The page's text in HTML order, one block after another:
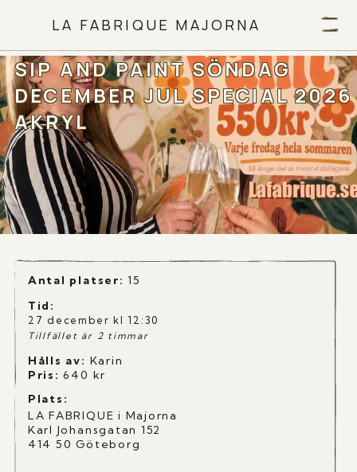
LA FABRIQUE MAJORNA
SIP AND PAINT SÖNDAG
DECEMBER JUL SPECIAL 2026
AKRYL
Antal platser: 15
Tid :
27 december kl 12:30
Tillfället är 2 timmar
Hålls av: Karin
Pris: 640 kr
Plats:
LA FABRIQUE i Majorna
Karl Johansgatan 152
414 50 Göteborg